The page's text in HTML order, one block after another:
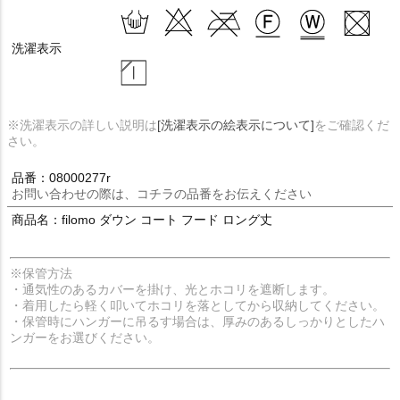
洗濯表示
※洗濯表示の詳しい説明は[洗濯表示の絵表示について]をご確認くだ
さい。
品番：08000277r
お問い合わせの際は、コチラの品番をお伝えください
商品名：filomo ダウン コート フード ロング丈
※保管方法
・通気性のあるカバーを掛け、光とホコリを遮断します。
・着用したら軽く叩いてホコリを落としてから収納してください。
・保管時にハンガーに吊るす場合は、厚みのあるしっかりとしたハ
ンガーをお選びください。